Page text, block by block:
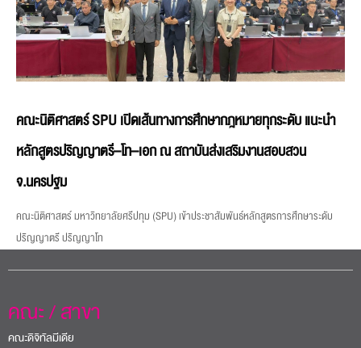
คณะนิติศาสตร์ SPU เปิดเส้นทางการศึกษากฎหมายทุกระดับ แนะนำ
หลักสูตรปริญญาตรี–โท–เอก ณ สถาบันส่งเสริมงานสอบสวน
จ.นครปฐม
คณะนิติศาสตร์ มหาวิทยาลัยศรีปทุม (SPU) เข้าประชาสัมพันธ์หลักสูตรการศึกษาระดับ
ปริญญาตรี ปริญญาโท
คณะ / สาขา
คณะดิจิทัลมีเดีย